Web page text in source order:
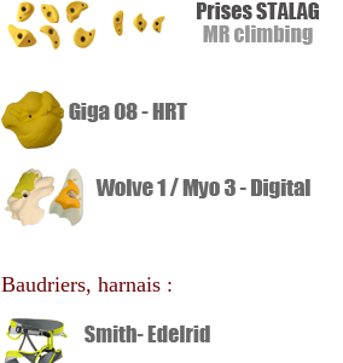
Baudriers, harnais :